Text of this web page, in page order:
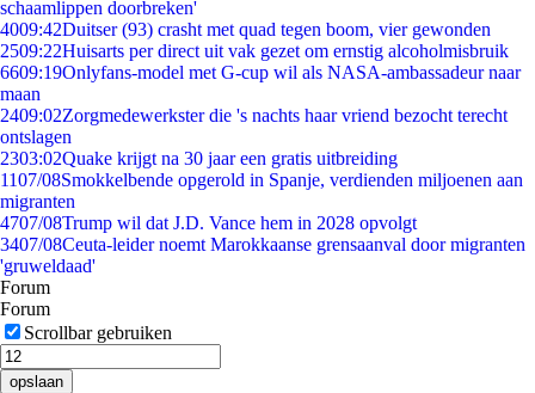
schaamlippen doorbreken'
4009:42Duitser (93) crasht met quad tegen boom, vier gewonden
2509:22Huisarts per direct uit vak gezet om ernstig alcoholmisbruik
6609:19Onlyfans-model met G-cup wil als NASA-ambassadeur naar
maan
2409:02Zorgmedewerkster die 's nachts haar vriend bezocht terecht
ontslagen
2303:02Quake krijgt na 30 jaar een gratis uitbreiding
1107/08Smokkelbende opgerold in Spanje, verdienden miljoenen aan
migranten
4707/08Trump wil dat J.D. Vance hem in 2028 opvolgt
3407/08Ceuta-leider noemt Marokkaanse grensaanval door migranten
'gruweldaad'
Forum
Forum
Scrollbar gebruiken
opslaan